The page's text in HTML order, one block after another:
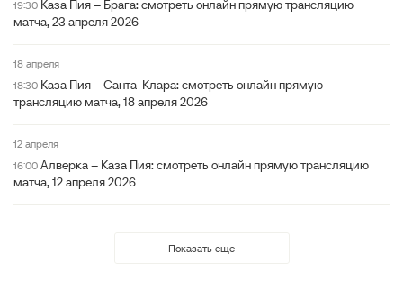
19:30 Каза Пия – Брага: смотреть онлайн прямую трансляцию
матча, 23 апреля 2026
18 апреля
18:30 Каза Пия – Санта-Клара: смотреть онлайн прямую
трансляцию матча, 18 апреля 2026
12 апреля
16:00 Алверка – Каза Пия: смотреть онлайн прямую трансляцию
матча, 12 апреля 2026
Показать еще